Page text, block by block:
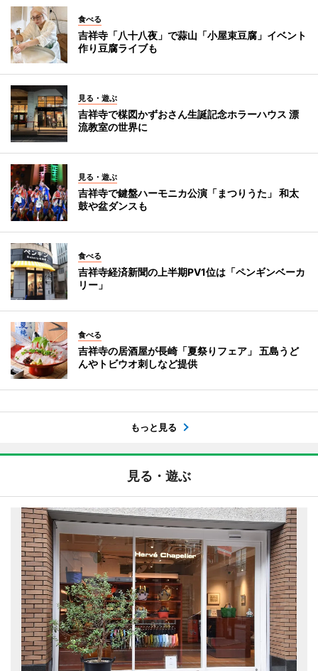
食べる
吉祥寺「八十八夜」で蒜山「小屋束豆腐」イベント
作り豆腐ライブも
見る・遊ぶ
吉祥寺で楳図かずおさん生誕記念ホラーハウス 漂
流教室の世界に
見る・遊ぶ
吉祥寺で鍵盤ハーモニカ公演「まつりうた」 和太
鼓や盆ダンスも
食べる
吉祥寺経済新聞の上半期PV1位は「ペンギンベーカ
リー」
食べる
吉祥寺の居酒屋が長崎「夏祭りフェア」 五島うど
んやトビウオ刺しなど提供
もっと見る
見る・遊ぶ